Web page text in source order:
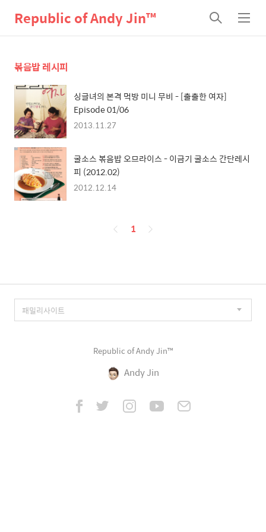
Republic of Andy Jin™
검
색
메
뉴
볶음밥 레시피
싱글녀의 본격 먹방 미니 무비 - [출출한 여자]
Episode 01/06
2013.11.27
굴소스 볶음밥 오므라이스 - 이금기 굴소스 간단레시
피 (2012.02)
2012.12.14
페
1
Republic of Andy Jin™
Andy Jin